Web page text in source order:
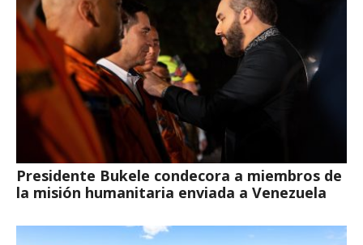
Presidente Bukele condecora a miembros de
la misión humanitaria enviada a Venezuela